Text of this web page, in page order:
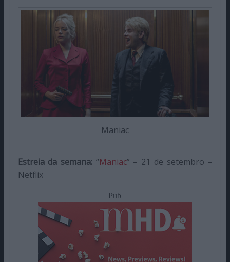
Maniac
Estreia da semana: “Maniac” – 21 de setembro –
Netflix
Pub